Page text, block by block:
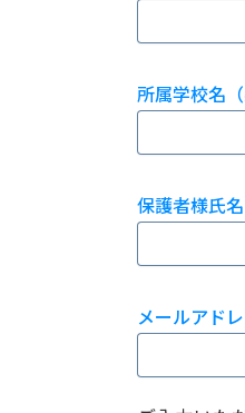
所属学校名（
保護者様氏名
メールアドレ